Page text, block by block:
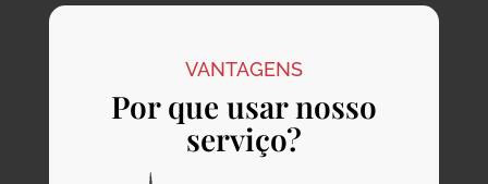
VANTAGENS
Por que usar nosso
serviço?